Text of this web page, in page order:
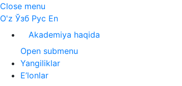
Close menu
O'z Ўзб Рус En
Akademiya haqida
Open submenu
Yangiliklar
E’lonlar